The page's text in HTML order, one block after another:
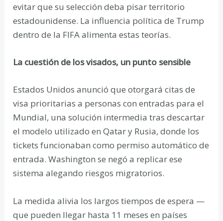
evitar que su selección deba pisar territorio
estadounidense. La influencia política de Trump
dentro de la FIFA alimenta estas teorías.
La cuestión de los visados, un punto sensible
Estados Unidos anunció que otorgará citas de
visa prioritarias a personas con entradas para el
Mundial, una solución intermedia tras descartar
el modelo utilizado en Qatar y Rusia, donde los
tickets funcionaban como permiso automático de
entrada. Washington se negó a replicar ese
sistema alegando riesgos migratorios.
La medida alivia los largos tiempos de espera —
que pueden llegar hasta 11 meses en países